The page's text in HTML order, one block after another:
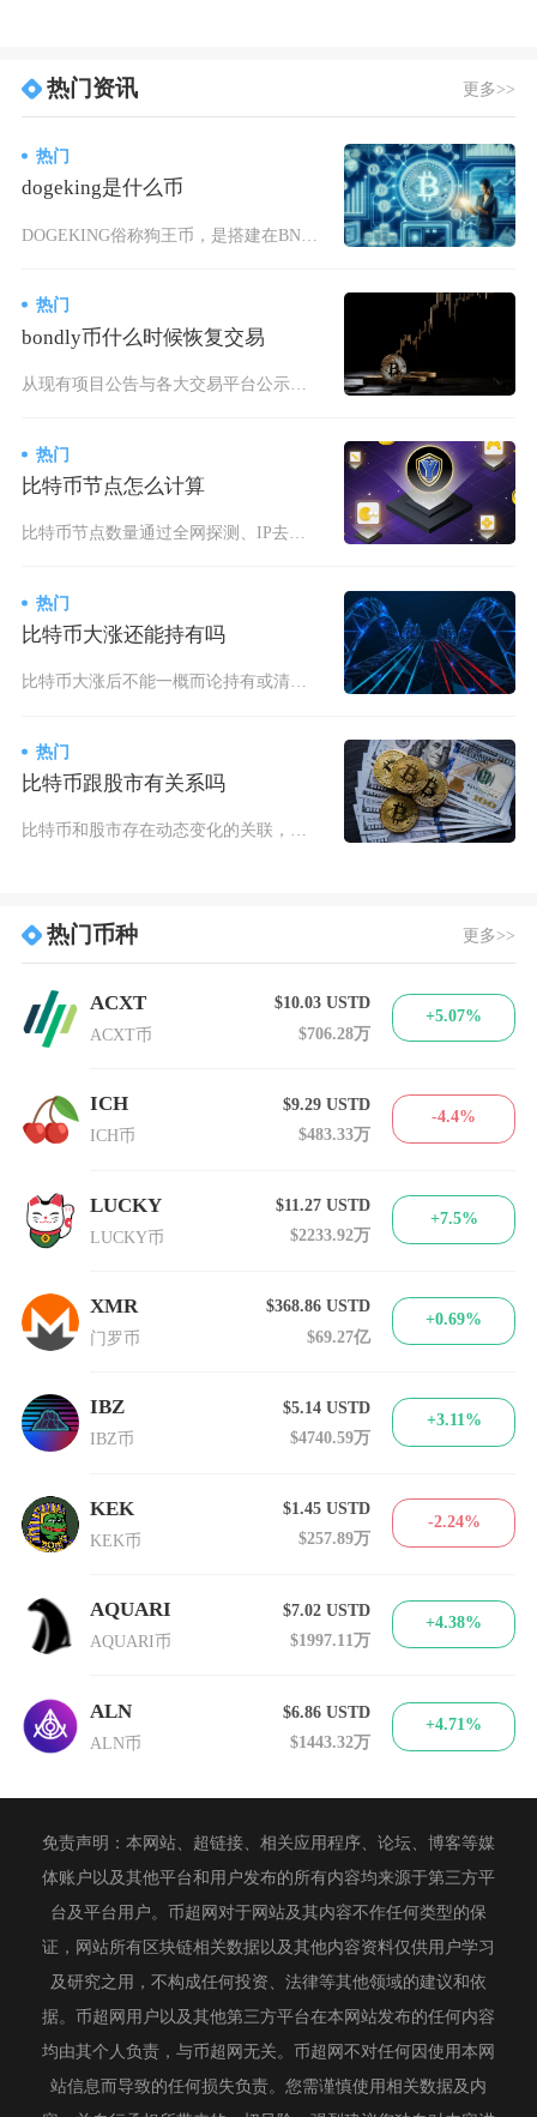
热门资讯 更多>>
热门
dogeking是什么币
DOGEKING俗称狗王币，是搭建在BNB链上的BEP-20模因类代币，依托狗狗币衍生赛道
热门
bondly币什么时候恢复交易
从现有项目公告与各大交易平台公示信息BONDLY中心化现货交易暂无明确恢复时间表，主流CE
热门
比特币节点怎么计算
比特币节点数量通过全网探测、IP去重及客户端版本识别综合计算，核心以可公开连接的全节点为统
热门
比特币大涨还能持有吗
热门
比特币跟股市有关系吗
比特币和股市存在动态变化的关联，但二者不存在长期稳定、固定不变的绑定关系，相关性数值会随着
热门币种 更多>>
ACXT
ACXT币
$10.03USTD
$706.28万
+5.07%
ICH
ICH币
$9.29USTD
$483.33万
-4.4%
LUCKY
LUCKY币
$11.27USTD
$2233.92万
+7.5%
XMR
门罗币
$368.86USTD
$69.27亿
+0.69%
IBZ
IBZ币
$5.14USTD
$4740.59万
+3.11%
KEK
KEK币
$1.45USTD
$257.89万
-2.24%
AQUARI
AQUARI币
$7.02USTD
$1997.11万
+4.38%
ALN
ALN币
$6.86USTD
$1443.32万
+4.71%
免责声明：本网站、超链接、相关应用程序、论坛、博客等媒
体账户以及其他平台和用户发布的所有内容均来源于第三方平
台及平台用户。币超网对于网站及其内容不作任何类型的保
证，网站所有区块链相关数据以及其他内容资料仅供用户学习
及研究之用，不构成任何投资、法律等其他领域的建议和依
据。币超网用户以及其他第三方平台在本网站发布的任何内容
均由其个人负责，与币超网无关。币超网不对任何因使用本网
站信息而导致的任何损失负责。您需谨慎使用相关数据及内